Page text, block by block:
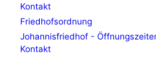
Kontakt
Friedhofsordnung
Johannisfriedhof -
Kontakt